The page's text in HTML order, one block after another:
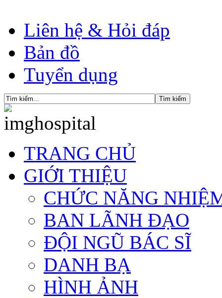
Liên hệ & Hỏi đáp
Bản đồ
Tuyển dụng
TRANG CHỦ
GIỚI THIỆU
CHỨC NĂNG
BAN LÃNH ĐẠO
ĐỘI NGŨ BÁC SĨ
DANH BẠ
HÌNH ẢNH